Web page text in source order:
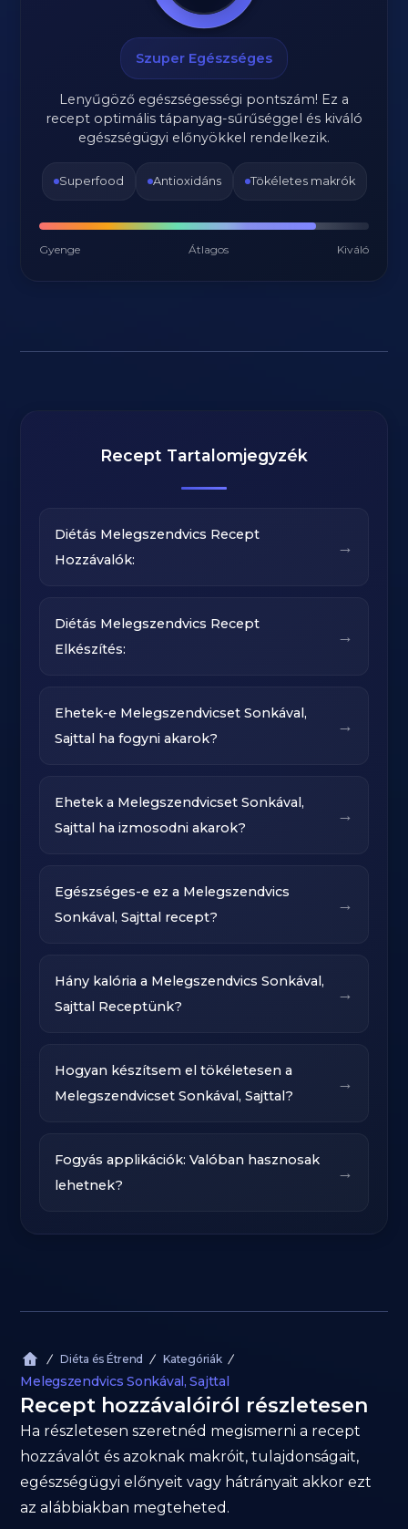
Szuper Egészséges
Lenyűgöző egészségességi pontszám! Ez a
recept optimális tápanyag-sűrűséggel és kiváló
egészségügyi előnyökkel rendelkezik.
Superfood Antioxidáns Tökéletes makrók
Gyenge Átlagos Kiváló
Recept Tartalomjegyzék
Diétás Melegszendvics Recept
Hozzávalók:
→
Diétás Melegszendvics Recept
Elkészítés:
→
Ehetek-e Melegszendvicset Sonkával,
Sajttal ha fogyni akarok?
→
Ehetek a Melegszendvicset Sonkával,
Sajttal ha izmosodni akarok?
→
Egészséges-e ez a Melegszendvics
Sonkával, Sajttal recept?
→
Hány kalória a Melegszendvics Sonkával,
Sajttal Receptünk?
→
Hogyan készítsem el tökéletesen a
Melegszendvicset Sonkával, Sajttal?
→
Fogyás applikációk: Valóban hasznosak
lehetnek?
→
Diéta és Étrend Kategóriák
Melegszendvics Sonkával, Sajttal
Recept hozzávalóiról részletesen
Ha részletesen szeretnéd megismerni a recept
hozzávalót és azoknak makróit, tulajdonságait,
egészségügyi előnyeit vagy hátrányait akkor ezt
az alábbiakban megteheted.